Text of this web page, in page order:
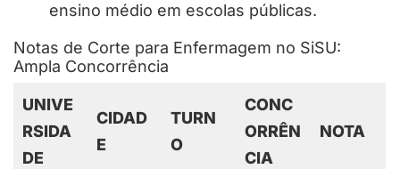
ensino médio em escolas públicas.
Notas de Corte para Enfermagem no SiSU:
Ampla Concorrência
UNIVE
RSIDA
DE
CIDAD
E
TURN
O
CONC
ORRÊN
CIA
NOTA